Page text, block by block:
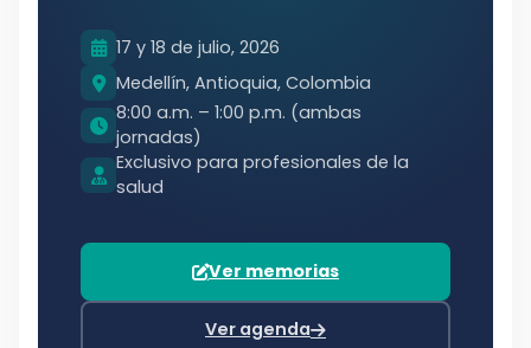
17 y 18 de julio, 2026
Medellín, Antioquia, Colombia
8:00 a.m. – 1:00 p.m. (ambas
jornadas)
Exclusivo para profesionales de la
salud
Ver memorias
Ver agenda